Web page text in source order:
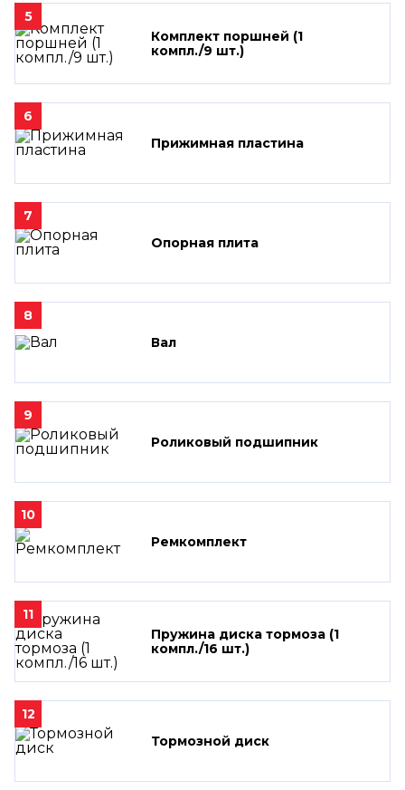
5
Комплект поршней (1
компл./9 шт.)
6
Прижимная пластина
7
Опорная плита
8
Вал
9
Роликовый подшипник
10
Ремкомплект
11
Пружина диска тормоза (1
компл./16 шт.)
12
Тормозной диск